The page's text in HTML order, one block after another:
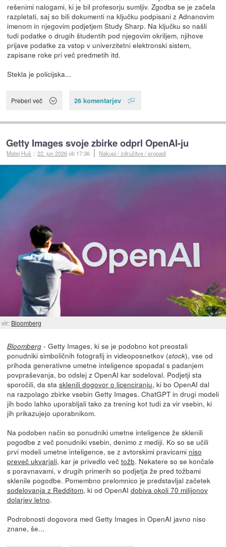
rešenimi nalogami, ki je bil profesorju sumljiv. Zgodba se je začela
razpletati, saj so bili dokumenti na ključku podpisani z Adnanovim
imenom in njegovim podjetjem Study Sharp. Na ključku so našli
tudi podatke o drugih študentih pod njegovim okriljem, njihove
prijave podatke za vstop v univerzitetni elektronski sistem,
zapisane roke pri več predmetih itd.
Stekla je policijska...
Preberi več 26 komentarjev
Getty Images svoje zbirke odprl OpenAI-ju
Matej Huš ::22. jun 2026ob 17:36 Nakupi / združitve / propadi
vir: Bloomberg
Bloomberg- Getty Images, ki se je podobno kot preostali
ponudniki simboličnih fotografij in videoposnetkov (stock), vse od
prihoda generativne umetne inteligence spopadal s padanjem
povpraševanja, bo odslej z OpenAI kar sodeloval. Podjetji sta
sporočili, da sta sklenili dogovor o licenciranju, ki bo OpenAI dal
na razpolago zbirke vsebin Getty Images. ChatGPT in drugi modeli
jih bodo lahko uporabljali tako za trening kot tudi za vir vsebin, ki
jih prikazujejo uporabnikom.
Na podoben način so ponudniki umetne inteligence že sklenili
pogodbe z več ponudniki vsebin, denimo z mediji. Ko so se učili
prvi modeli umetne inteligence, se z avtorskimi pravicami niso
preveč ukvarjali, kar je privedlo več tožb. Nekatere so se končale
s poravnavami, v drugih primerih so podjetja že pred tožbami
sklenile pogodbe. Pomembno prelomnico je predstavljal začetek
sodelovanja z Redditom, ki od OpenAI dobiva okoli 70 milijonov
dolarjev letno.
Podrobnosti dogovora med Getty Images in OpenAI javno niso
znane, še...